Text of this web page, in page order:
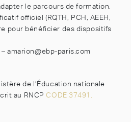
le parcours de formation.
officiel (RQTH, PCH, AEEH,
pour bénéficier des dispositifs
amarion@ebp-paris.com
de l’Éducation nationale
au RNCPCODE 37491.